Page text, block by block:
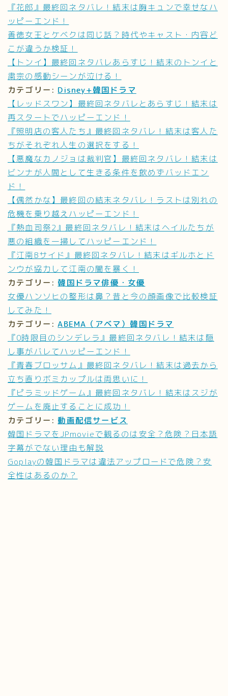
『花郎』最終回ネタバレ！結末は胸キュンで幸せなハ
ッピーエンド！
善徳女王とケベクは同じ話？時代やキャスト・内容ど
こが違うか検証！
【トンイ】最終回ネタバレあらすじ！結末のトンイと
粛宗の感動シーンが泣ける！
カテゴリー: Disney+韓国ドラマ
【レッドスワン】最終回ネタバレとあらすじ！結末は
再スタートでハッピーエンド！
『照明店の客人たち』最終回ネタバレ！結末は客人た
ちがそれぞれ人生の選択をする！
【悪魔なカノジョは裁判官】最終回ネタバレ！結末は
ビンナが人間として生きる条件を飲めずバッドエン
ド！
【偶然かな】最終回の結末ネタバレ！ラストは別れの
危機を乗り越えハッピーエンド！
『熱血司祭2』最終回ネタバレ！結末はヘイルたちが
悪の組織を一掃してハッピーエンド！
『江南Bサイド』最終回ネタバレ！結末はギルホとド
ンウが協力して江南の闇を暴く！
カテゴリー: 韓国ドラマ俳優・女優
女優ハンソヒの整形は鼻？昔と今の顔画像で比較検証
してみた！
カテゴリー:ABEMA（アベマ）韓国ドラマ
『0時限目のシンデレラ』最終回ネタバレ！結末は隠
し事がバレてハッピーエンド！
『青春ブロッサム』最終回ネタバレ！結末は過去から
立ち直りボミカップルは両思いに！
『ピラミッドゲーム』最終回ネタバレ！結末はスジが
ゲームを廃止することに成功！
カテゴリー: 動画配信サービス
韓国ドラマをJPmovieで観るのは安全？危険？日本語
字幕がでない理由も解説
Goplayの韓国ドラマは違法アップロードで危険？安
全性はあるのか？